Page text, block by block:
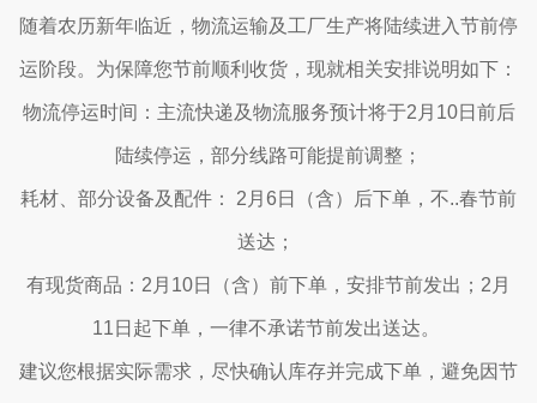
随着农历新年临近，物流运输及工厂生产将陆续进入节前停
运阶段。为保障您节前顺利收货，现就相关安排说明如下：
物流停运时间：主流快递及物流服务预计将于2月10日前后
陆续停运，部分线路可能提前调整；
耗材、部分设备及配件： 2月6日（含）后下单，不..春节前
送达；
有现货商品：2月10日（含）前下单，安排节前发出；2月
11日起下单，一律不承诺节前发出送达。
建议您根据实际需求，尽快确认库存并完成下单，避免因节